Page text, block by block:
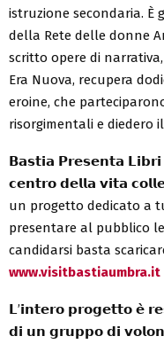
istruzione secondaria. È
della Rete delle donne
scritto opere di
Era Nuova, recupera
eroine, che
risorgimentali e diedero
𝗕𝗮𝘀𝘁𝗶𝗮 𝗣𝗿𝗲𝘀𝗲𝗻𝘁𝗮
𝗰𝗲𝗻𝘁𝗿𝗼 𝗱𝗲𝗹𝗹𝗮 𝘃𝗶𝘁𝗮
un progetto dedicato a
presentare al pubblico
candidarsi basta
www.visitbastiaumbra.it
𝗟’𝗶𝗻𝘁𝗲𝗿𝗼 𝗽𝗿𝗼𝗴𝗲𝘁𝘁𝗼 𝗲̀
𝗱𝗶 𝘂𝗻 𝗴𝗿𝘂𝗽𝗽𝗼 𝗱𝗶